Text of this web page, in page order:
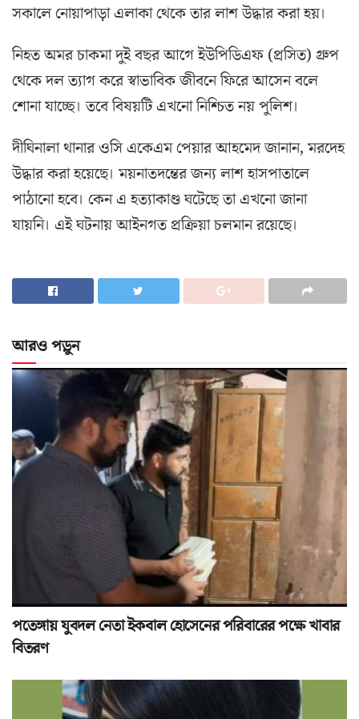
সকালে নোয়াপাড়া এলাকা থেকে তার লাশ উদ্ধার করা হয়।
নিহত অমর চাকমা দুই বছর আগে ইউপিডিএফ (প্রসিত) গ্রুপ
থেকে দল ত্যাগ করে স্বাভাবিক জীবনে ফিরে আসেন বলে
শোনা যাচ্ছে। তবে বিষয়টি এখনো নিশ্চিত নয় পুলিশ।
দীঘিনালা থানার ওসি একেএম পেয়ার আহমেদ জানান, মরদেহ
উদ্ধার করা হয়েছে। ময়নাতদন্তের জন্য লাশ হাসপাতালে
পাঠানো হবে। কেন এ হত্যাকাণ্ড ঘটেছে তা এখনো জানা
যায়নি। এই ঘটনায় আইনগত প্রক্রিয়া চলমান রয়েছে।
আরও পড়ুন
পতেঙ্গায় যুবদল নেতা ইকবাল হোসেনের পরিবারের পক্ষে খাবার
বিতরণ